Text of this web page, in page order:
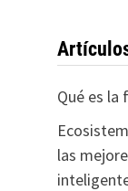
Qué es
las